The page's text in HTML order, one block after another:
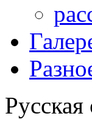
Русская